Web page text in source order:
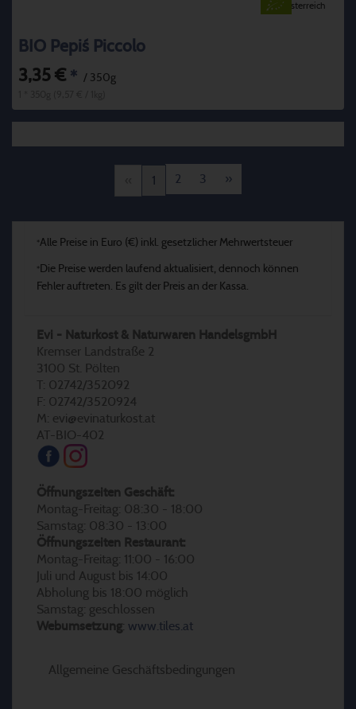
Österreich
BIO Pepi´s Piccolo
3,35 € * / 350g
1 2 3 »
*Alle Preise in Euro (€) inkl. gesetzlicher Mehrwertsteuer
* Die Preise werden laufend aktualisiert, dennoch können
Fehler auftreten. Es gilt der Preis an der Kassa.
Evi - Naturkost & Naturwaren HandelsgmbH
Kremser Landstraße 2
3100 St. Pölten
T: 02742/352092
F: 02742/3520924
M: evi@evinaturkost.at
AT-BIO-402
Öffnungszeiten Geschäft:
Montag-Freitag: 08:30 - 18:00
Samstag: 08:30 - 13:00
Öffnungszeiten Restaurant:
Montag-Freitag: 11:00 - 16:00
Juli und August bis 14:00
Abholung bis 18:00 möglich
Samstag: geschlossen
Webumsetzung: www.tiles.at
Allgemeine Geschäftsbedingungen